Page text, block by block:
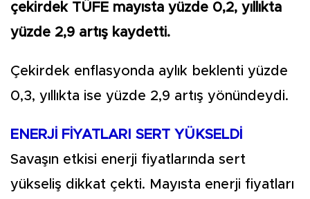
çekirdek TÜFE mayısta yüzde 0,2, yıllıkta
yüzde 2,9 artış kaydetti.
Çekirdek enflasyonda aylık beklenti yüzde
0,3, yıllıkta ise yüzde 2,9 artış yönündeydi.
ENERJİ FİYATLARI SERT YÜKSELDİ
Savaşın etkisi enerji fiyatlarında sert
yükseliş dikkat çekti. Mayısta enerji fiyatları